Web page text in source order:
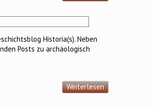
Historia(s). Neben
Posts zu archäologisch
Weiterlesen